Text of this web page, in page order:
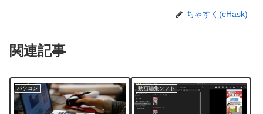
ちゃすく(cHask)
関連記事
パソコン 動画編集ソフト